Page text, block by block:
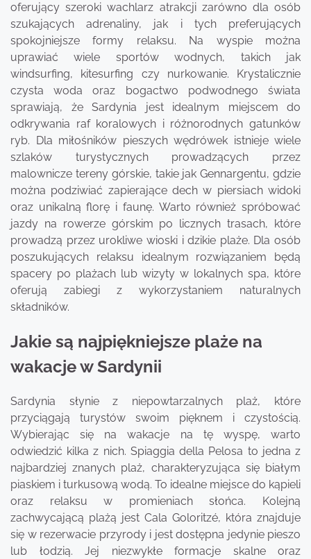
oferujący szeroki wachlarz atrakcji zarówno dla osób
szukających adrenaliny, jak i tych preferujących
spokojniejsze formy relaksu. Na wyspie można
uprawiać wiele sportów wodnych, takich jak
windsurfing, kitesurfing czy nurkowanie. Krystalicznie
czysta woda oraz bogactwo podwodnego świata
sprawiają, że Sardynia jest idealnym miejscem do
odkrywania raf koralowych i różnorodnych gatunków
ryb. Dla miłośników pieszych wędrówek istnieje wiele
szlaków turystycznych prowadzących przez
malownicze tereny górskie, takie jak Gennargentu, gdzie
można podziwiać zapierające dech w piersiach widoki
oraz unikalną florę i faunę. Warto również spróbować
jazdy na rowerze górskim po licznych trasach, które
prowadzą przez urokliwe wioski i dzikie plaże. Dla osób
poszukujących relaksu idealnym rozwiązaniem będą
spacery po plażach lub wizyty w lokalnych spa, które
oferują zabiegi z wykorzystaniem naturalnych
składników.
Jakie są najpiękniejsze plaże na
wakacje w Sardynii
Sardynia słynie z niepowtarzalnych plaż, które
przyciągają turystów swoim pięknem i czystością.
Wybierając się na wakacje na tę wyspę, warto
odwiedzić kilka z nich. Spiaggia della Pelosa to jedna z
najbardziej znanych plaż, charakteryzująca się białym
piaskiem i turkusową wodą. To idealne miejsce do kąpieli
oraz relaksu w promieniach słońca. Kolejną
zachwycającą plażą jest Cala Goloritzé, która znajduje
się w rezerwacie przyrody i jest dostępna jedynie pieszo
lub łodzią. Jej niezwykłe formacje skalne oraz